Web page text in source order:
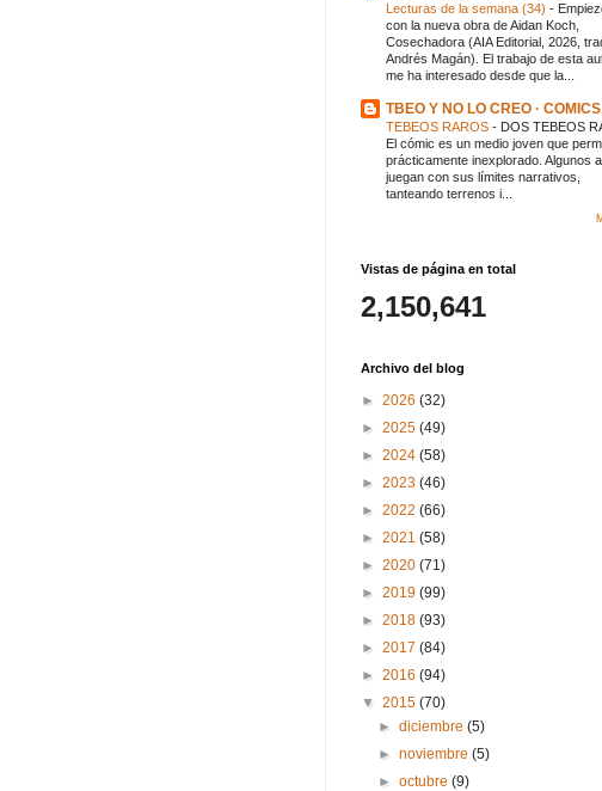
Lecturas de la semana (34) -
con la nueva obra de Aidan Koch,
Cosechadora (AIA Editorial, 2026,
Andrés Magán). El trabajo de esta
me ha interesado desde que la...
TBEO Y NO LO CREO · COMICS
TEBEOS RAROS - DOS TEBEOS
El cómic es un medio joven que
prácticamente inexplorado. Algunos
juegan con sus límites narrativos,
tanteando terrenos i...
Vistas de página en total
2,150,641
Archivo del blog
► 2026 (32)
► 2025 (49)
► 2024 (58)
► 2023 (46)
► 2022 (66)
► 2021 (58)
► 2020 (71)
► 2019 (99)
► 2018 (93)
► 2017 (84)
► 2016 (94)
▼ 2015 (70)
►diciembre(5)
►noviembre(5)
►octubre(9)